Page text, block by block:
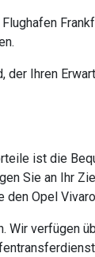
Ihren
ist die
Sie an Ihr
den Opel
verfügen